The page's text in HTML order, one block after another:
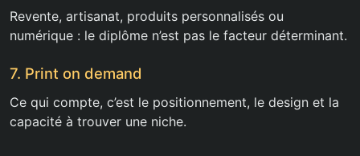
Revente, artisanat, produits personnalisés ou
numérique : le diplôme n’est pas le facteur déterminant.
7. Print on demand
Ce qui compte, c’est le positionnement, le design et la
capacité à trouver une niche.